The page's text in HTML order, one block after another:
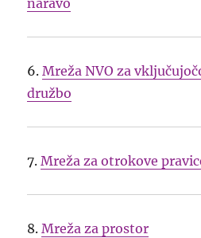
naravo
6.Mreža NVO za
družbo
7.Mreža za otrokove
8.Mreža za prostor